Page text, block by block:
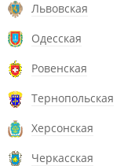
Львовская
Одесская
Ровенская
Тернопольская
Херсонская
Черкасская